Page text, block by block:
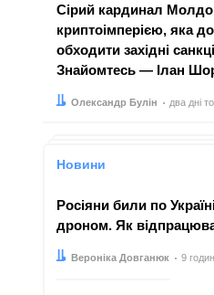
Сірий кардинал
криптоімперією, яка
обходити західні
Знайомтесь — Ілан
Автор:
Олександр Булін
Дата: два дні
Новини
Росіяни били по
дроном. Як
Автор:
Вероніка Довганюк
Дата: 9